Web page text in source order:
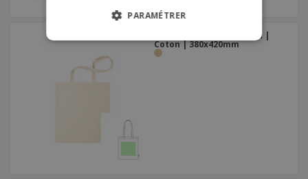
Sacs fourre-tout MISSAM |
Coton | 380x420mm
PARAMÉTRER